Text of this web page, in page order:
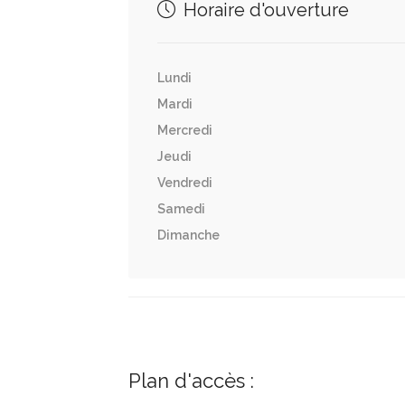
Horaire d'ouverture
Lundi
Mardi
Mercredi
Jeudi
Vendredi
Samedi
Dimanche
Plan d'accès :